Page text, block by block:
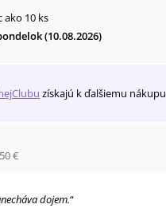
ako 10 ks
(10.08.2026)
získajú k ďalšiemu nákupu
€
dojem.“